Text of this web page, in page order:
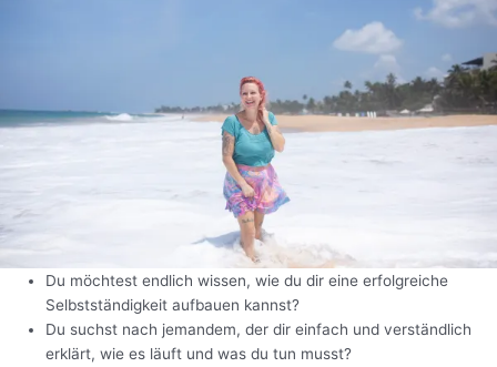
Du möchtest endlich wissen, wie du dir eine erfolgreiche
Selbstständigkeit aufbauen kannst?
Du suchst nach jemandem, der dir einfach und verständlich
erklärt, wie es läuft und was du tun musst?